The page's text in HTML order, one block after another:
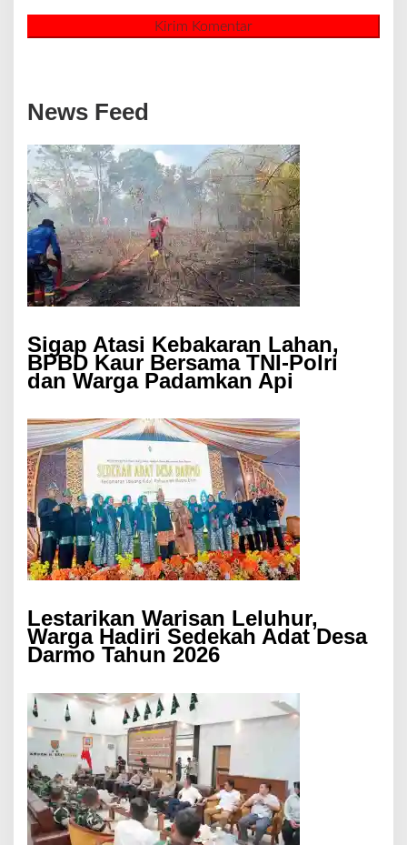
News Feed
Sigap Atasi Kebakaran Lahan,
BPBD Kaur Bersama TNI-Polri
dan Warga Padamkan Api
Lestarikan Warisan Leluhur,
Warga Hadiri Sedekah Adat Desa
Darmo Tahun 2026